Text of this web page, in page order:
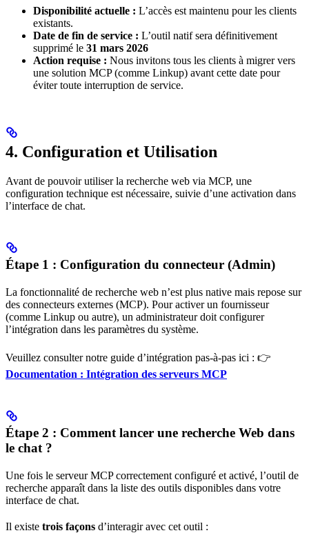
Disponibilité actuelle : L’accès est maintenu pour les clients
existants.
Date de fin de service : L’outil natif sera définitivement
supprimé le 31 mars 2026
Action requise : Nous invitons tous les clients à migrer vers
une solution MCP (comme Linkup) avant cette date pour
éviter toute interruption de service.
4. Configuration et Utilisation
Avant de pouvoir utiliser la recherche web via MCP, une
configuration technique est nécessaire, suivie d’une activation dans
l’interface de chat.
Étape 1 : Configuration du connecteur (Admin)
La fonctionnalité de recherche web n’est plus native mais repose sur
des connecteurs externes (MCP). Pour activer un fournisseur
(comme Linkup ou autre), un administrateur doit configurer
l’intégration dans les paramètres du système.
Veuillez consulter notre guide d’intégration pas-à-pas ici : 👉
Documentation : Intégration des serveurs MCP
Étape 2 : Comment lancer une recherche Web dans
le chat ?
Une fois le serveur MCP correctement configuré et activé, l’outil de
recherche apparaît dans la liste des outils disponibles dans votre
interface de chat.
Il existe trois façons d’interagir avec cet outil :